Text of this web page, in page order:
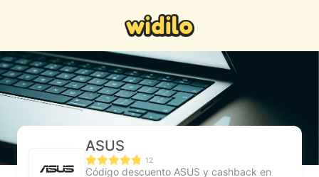
ASUS
12
Código descuento ASUS y cashback en